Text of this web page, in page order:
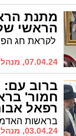
מתנת
הראשי
07.04.24, מנהל האתר
ברוב עם:
חמור'
רפאל
03.04.24, מנהל האתר